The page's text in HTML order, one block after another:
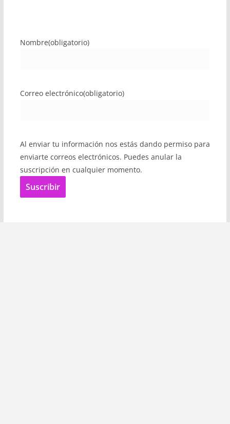
Nombre(obligatorio)
Correo electrónico(obligatorio)
Al enviar tu información nos estás dando permiso para
enviarte correos electrónicos. Puedes anular la
suscripción en cualquier momento.
Suscribir